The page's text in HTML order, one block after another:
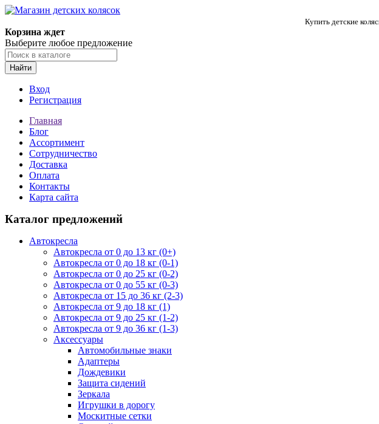
Купить детские
Корзина ждет
Выберите любое предложение
Найти
Вход
Регистрация
Главная
Блог
Ассортимент
Сотрудничество
Доставка
Оплата
Контакты
Карта сайта
Каталог предложений
Автокресла
Автокресла от 0 до 13 кг (0+)
Автокресла от 0 до 18 кг (0-1)
Автокресла от 0 до 25 кг (0-2)
Автокресла от 0 до 55 кг (0-3)
Автокресла от 15 до 36 кг (2-3)
Автокресла от 9 до 18 кг (1)
Автокресла от 9 до 25 кг (1-2)
Автокресла от 9 до 36 кг (1-3)
Аксессуары
Автомобильные знаки
Адаптеры
Дождевики
Защита сидений
Зеркала
Игрушки в дорогу
Москитные сетки